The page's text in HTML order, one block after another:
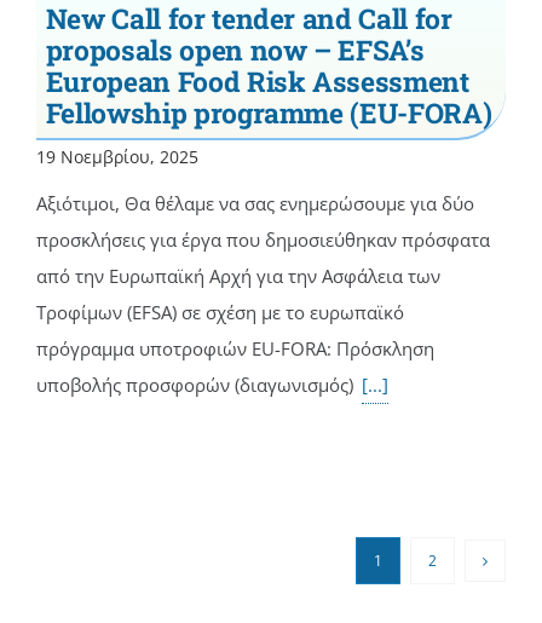
New Call for tender and Call for
proposals open now – EFSA’s
European Food Risk Assessment
Fellowship programme (EU-FORA)
19 Νοεμβρίου, 2025
Αξιότιμοι, Θα θέλαμε να σας ενημερώσουμε για δύο
προσκλήσεις για έργα που δημοσιεύθηκαν πρόσφατα
από την Ευρωπαϊκή Αρχή για την Ασφάλεια των
Τροφίμων (EFSA) σε σχέση με το ευρωπαϊκό
πρόγραμμα υποτροφιών EU-FORA: Πρόσκληση
υποβολής προσφορών (διαγωνισμός) [...]
1 2